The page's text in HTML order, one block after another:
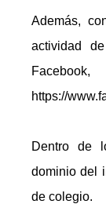
Además,
actividad
Facebook,
https://
Dentro de
dominio del
de colegio.